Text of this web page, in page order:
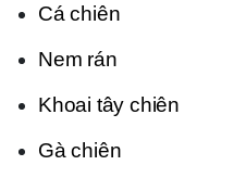
Cá chiên
Nem rán
Khoai tây chiên
Gà chiên